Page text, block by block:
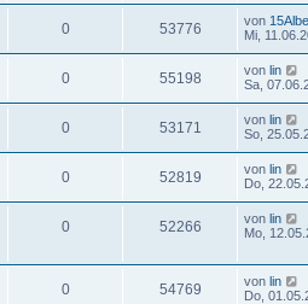
0 53776 von
Mi,
0 55198 von lin
Sa,
0 53171 von lin
So,
0 52819 von lin
Do,
0 52266 von lin
Mo,
0 54769 von lin
Do,